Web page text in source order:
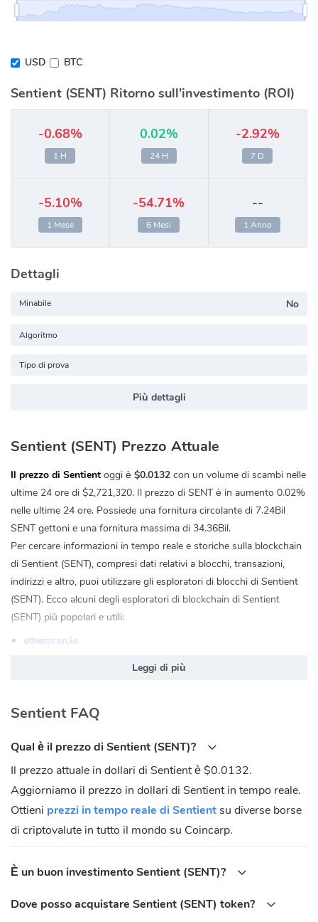
USD BTC
Sentient (SENT) Ritorno sull'investimento (ROI)
-0.68%
1 H
0.02%
24 H
-2.92%
7 D
-5.10%
1 Mese
-54.71%
6 Mesi
--
1 Anno
Dettagli
Minabile No
Algoritmo
Tipo di prova
Più dettagli
Sentient (SENT) Prezzo Attuale
Il prezzo di Sentient oggi è $0.0132 con un volume di scambi nelle
ultime 24 ore di $2,721,320. Il prezzo di SENT è in aumento 0.02%
nelle ultime 24 ore. Possiede una fornitura circolante di 7.24Bil
SENT gettoni e una fornitura massima di 34.36Bil.
Per cercare informazioni in tempo reale e storiche sulla blockchain
di Sentient (SENT), compresi dati relativi a blocchi, transazioni,
indirizzi e altro, puoi utilizzare gli esploratori di blocchi di Sentient
(SENT). Ecco alcuni degli esploratori di blockchain di Sentient
(SENT) più popolari e utili:
etherscan.io
Sentient (SENT) Sito Ufficiale:https://www.sentient.xyz
Twitter:https://twitter.com/SentientAGI
Qual è l'indirizzo del contratto di Sentient
(SENT)?
Ethereum: 0x56a3ba04e95d34268a19b2a4474dc979babdaf76
Leggi di più
Sentient FAQ
Qual è il prezzo di Sentient (SENT)?
Il prezzo attuale in dollari di Sentient è $0.0132.
Aggiorniamo il prezzo in dollari di Sentient in tempo reale.
Ottieni prezzi in tempo reale di Sentientsu diverse borse
di criptovalute in tutto il mondo su Coincarp.
È un buon investimento Sentient (SENT)?
Dove posso acquistare Sentient (SENT) token?